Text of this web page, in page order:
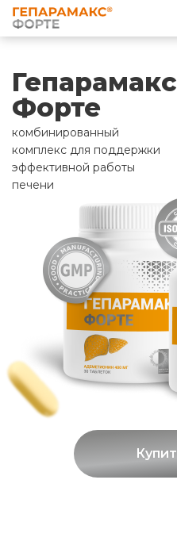
Гепарамакс
Форте
комбинированный
комплекс для поддержки
эффективной работы
печени